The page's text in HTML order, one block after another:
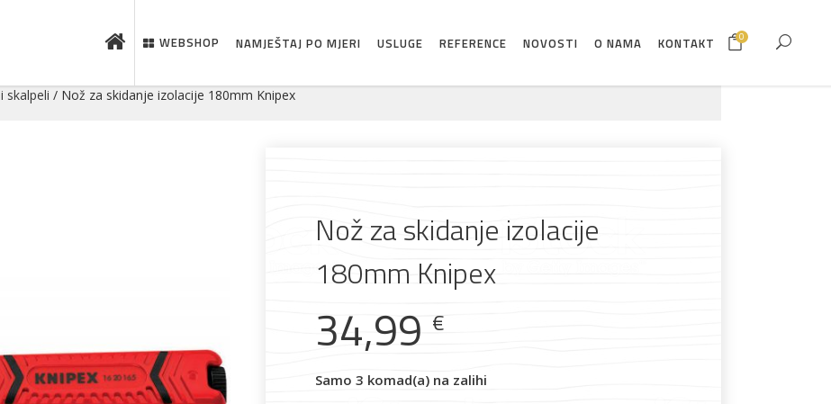
što je novo u ponudi
WEBSHOP NAMJEŠTAJ PO MJERI USLUGE REFERENCE NOVOSTI O NAMA KONTAKT 0
skalpeli / Nož za skidanje izolacije 180mm Knipex
Nož za skidanje izolacije
180mm Knipex
34,99 €
Samo 3 komad(a) na zalihi